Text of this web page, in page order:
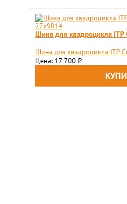
Шина для квадроцикла
Шина для квадроцикла ITP
Цена: 17 700 ₽